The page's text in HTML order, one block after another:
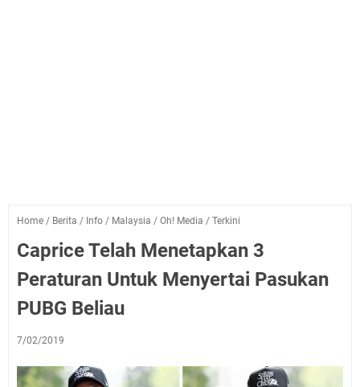
Home / Berita / Info / Malaysia / Oh! Media / Terkini
Caprice Telah Menetapkan 3
Peraturan Untuk Menyertai Pasukan
PUBG Beliau
7/02/2019